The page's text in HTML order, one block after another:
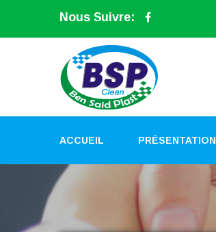
Nous Suivre:
ACCUEIL PRÉSENTATION